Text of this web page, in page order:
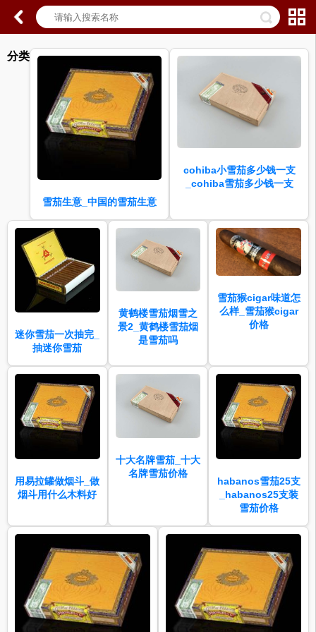
分类
雪茄生意_中国的雪茄生意
cohiba小雪茄多少钱一支
_cohiba雪茄多少钱一支
迷你雪茄一次抽完_
抽迷你雪茄
黄鹤楼雪茄烟雪之
景2_黄鹤楼雪茄烟
是雪茄吗
雪茄猴cigar味道怎
么样_雪茄猴cigar
价格
用易拉罐做烟斗_做
烟斗用什么木料好
十大名牌雪茄_十大
名牌雪茄价格
habanos雪茄25支
_habanos25支装
雪茄价格